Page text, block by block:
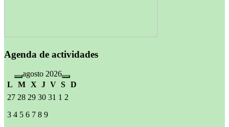
Agenda de actividades
agosto 2026
L
M X J V S D
27 28 29 30 31 1 2
3 4 5 6 7 8 9